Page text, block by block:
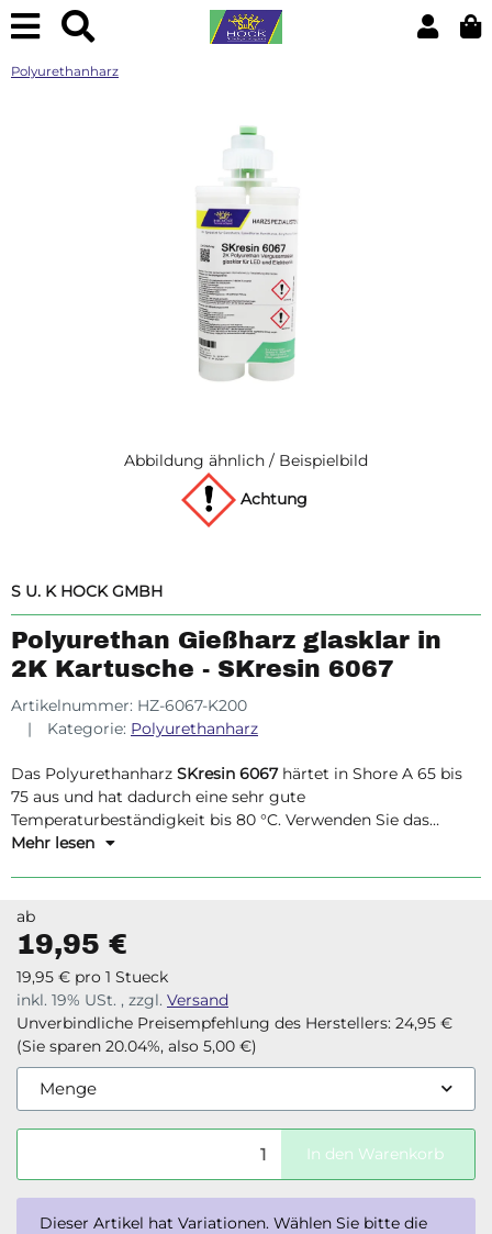
Polyurethanharz
Abbildung ähnlich / Beispielbild
Achtung
S U. K HOCK GMBH
Polyurethan Gießharz glasklar in
2K Kartusche - SKresin 6067
Artikelnummer: HZ-6067-K200
Kategorie: Polyurethanharz
Das Polyurethanharz SKresin 6067härtet in Shore A 65 bis
75 aus und hat dadurch eine sehr gute
Temperaturbeständigkeit bis 80 °C. Verwenden Sie das
Gießharz z.B. für typischen LED Verguss von
Mehr lesen
ab
19,95 €
19,95 € pro 1 Stueck
inkl. 19% USt. , zzgl. Versand
Unverbindliche Preisempfehlung des Herstellers: 24,95 €
(Sie sparen 20.04%, also 5,00 €)
Menge
In den Warenkorb
x
Dieser Artikel hat Variationen. Wählen Sie bitte die